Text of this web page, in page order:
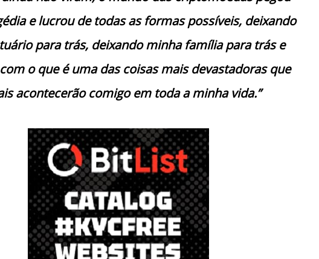
e lucrou de todas as formas possíveis, deixando
para trás, deixando minha família para trás e
o que é uma das coisas mais devastadoras que
acontecerão comigo em toda a minha vida.”